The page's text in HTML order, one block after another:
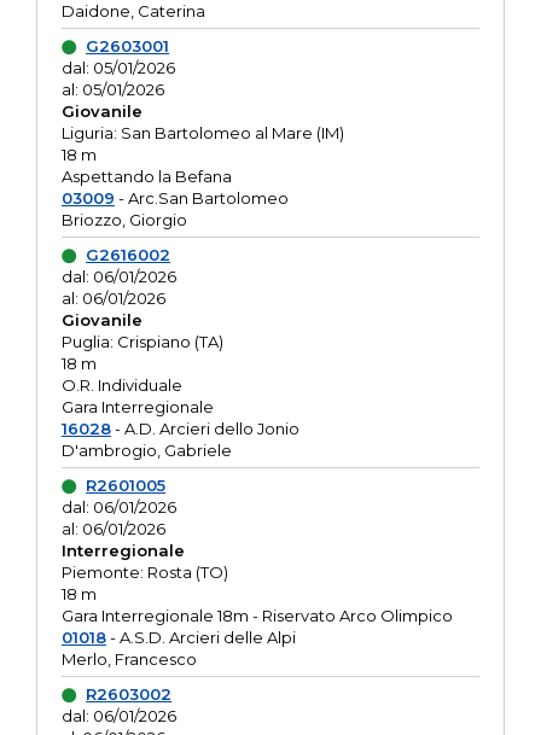
Daidone, Caterina
G2603001
dal: 05/01/2026
al: 05/01/2026
Giovanile
Liguria: San Bartolomeo al Mare (IM)
18 m
Aspettando la Befana
03009 - Arc.San Bartolomeo
Briozzo, Giorgio
G2616002
dal: 06/01/2026
al: 06/01/2026
Giovanile
Puglia: Crispiano (TA)
18 m
O.R. Individuale
Gara Interregionale
16028- A.D. Arcieri dello Jonio
D'ambrogio, Gabriele
R2601005
dal: 06/01/2026
al: 06/01/2026
Interregionale
Piemonte: Rosta (TO)
18 m
Gara Interregionale 18m - Riservato Arco Olimpico
01018- A.S.D. Arcieri delle Alpi
Merlo, Francesco
R2603002
dal: 06/01/2026